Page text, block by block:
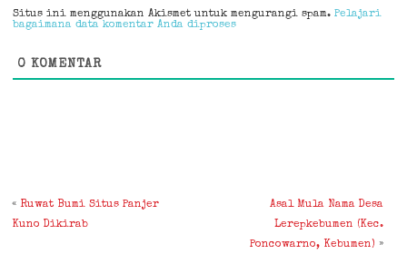
Situs ini menggunakan Akismet untuk mengurangi spam.Pelajari
bagaimana data komentar Anda diproses
0 KOMENTAR
«Ruwat Bumi Situs Panjer
Kuno Dikirab
Asal Mula Nama Desa
Lerepkebumen (Kec.
Poncowarno, Kebumen) »